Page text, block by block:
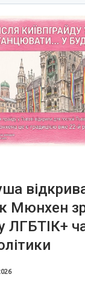
Мюнхен
ЛГБТІК+